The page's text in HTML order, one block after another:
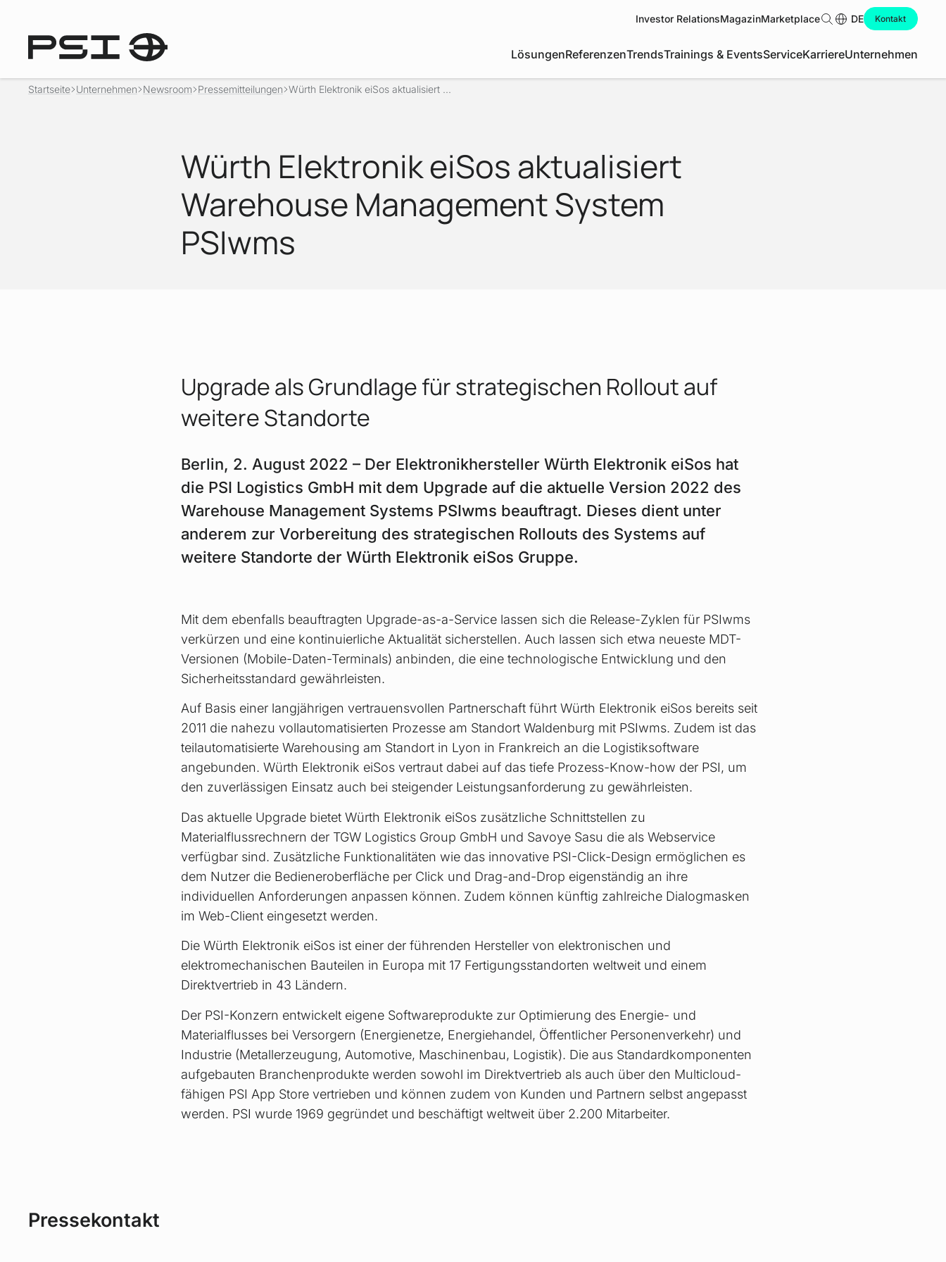
LösungenReferenzenTrendsTrainings & EventsServiceKarriereUnternehmen
Investor RelationsMagazinMarketplace Suche
DE Kontakt
Startseite Unternehmen Newsroom Pressemitteilungen Würth Elektronik eiSos aktualisiert ...
Würth Elektronik eiSos aktualisiert
Warehouse Management System
PSIwms
Upgrade als Grundlage für strategischen Rollout auf
weitere Standorte
Berlin, 2. August 2022 – Der Elektronikhersteller Würth Elektronik eiSos hat
die PSI Logistics GmbH mit dem Upgrade auf die aktuelle Version 2022 des
Warehouse Management Systems PSIwms beauftragt. Dieses dient unter
anderem zur Vorbereitung des strategischen Rollouts des Systems auf
weitere Standorte der Würth Elektronik eiSos Gruppe.
Mit dem ebenfalls beauftragten Upgrade-as-a-Service lassen sich die Release-Zyklen für PSIwms
verkürzen und eine kontinuierliche Aktualität sicherstellen. Auch lassen sich etwa neueste MDT-
Versionen (Mobile-Daten-Terminals) anbinden, die eine technologische Entwicklung und den
Sicherheitsstandard gewährleisten.
Auf Basis einer langjährigen vertrauensvollen Partnerschaft führt Würth Elektronik eiSos bereits seit
2011 die nahezu vollautomatisierten Prozesse am Standort Waldenburg mit PSIwms. Zudem ist das
teilautomatisierte Warehousing am Standort in Lyon in Frankreich an die Logistiksoftware
angebunden. Würth Elektronik eiSos vertraut dabei auf das tiefe Prozess-Know-how der PSI, um
den zuverlässigen Einsatz auch bei steigender Leistungsanforderung zu gewährleisten.
Das aktuelle Upgrade bietet Würth Elektronik eiSos zusätzliche Schnittstellen zu
Materialflussrechnern der TGW Logistics Group GmbH und Savoye Sasu die als Webservice
verfügbar sind. Zusätzliche Funktionalitäten wie das innovative PSI-Click-Design ermöglichen es
dem Nutzer die Bedieneroberfläche per Click und Drag-and-Drop eigenständig an ihre
individuellen Anforderungen anpassen können. Zudem können künftig zahlreiche Dialogmasken
im Web-Client eingesetzt werden.
Die Würth Elektronik eiSos ist einer der führenden Hersteller von elektronischen und
elektromechanischen Bauteilen in Europa mit 17 Fertigungsstandorten weltweit und einem
Direktvertrieb in 43 Ländern.
Der PSI-Konzern entwickelt eigene Softwareprodukte zur Optimierung des Energie- und
Materialflusses bei Versorgern (Energienetze, Energiehandel, Öffentlicher Personenverkehr) und
Industrie (Metallerzeugung, Automotive, Maschinenbau, Logistik). Die aus Standardkomponenten
aufgebauten Branchenprodukte werden sowohl im Direktvertrieb als auch über den Multicloud-
fähigen PSI App Store vertrieben und können zudem von Kunden und Partnern selbst angepasst
werden. PSI wurde 1969 gegründet und beschäftigt weltweit über 2.200 Mitarbeiter.
Pressekontakt